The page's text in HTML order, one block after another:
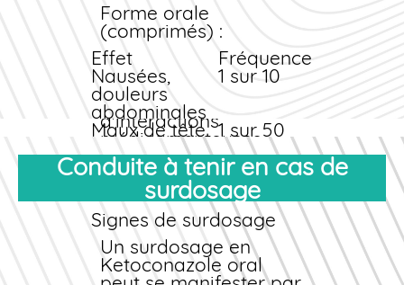
Les formes topiques
(shampooing, crème)
présentent un passage
systémique
négligeable et
n'entraînent pas
d'interactions
médicamenteuses
cliniquement
significatives. Elles
peuvent être utilisées
sans restriction
particulière.
Forme orale
(comprimés) :
Effet
Fréquence
Nausées,
douleurs
abdominales
1 sur 10
Maux de tête, 1 sur 50
Élévation des
enzymes
hépatiques
1 sur 100
Hépatite
toxique
1 sur 10
000
Troubles du
rythme
Rare
Conduite à tenir en cas de
surdosage
Signes de surdosage
Un surdosage en
Ketoconazole oral